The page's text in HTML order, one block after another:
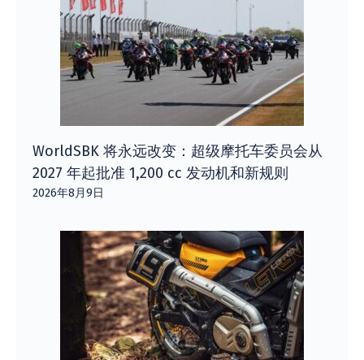
WorldSBK 将永远改变：超级摩托车委员会从
2027 年起批准 1,200 cc 发动机和新规则
2026年8月9日